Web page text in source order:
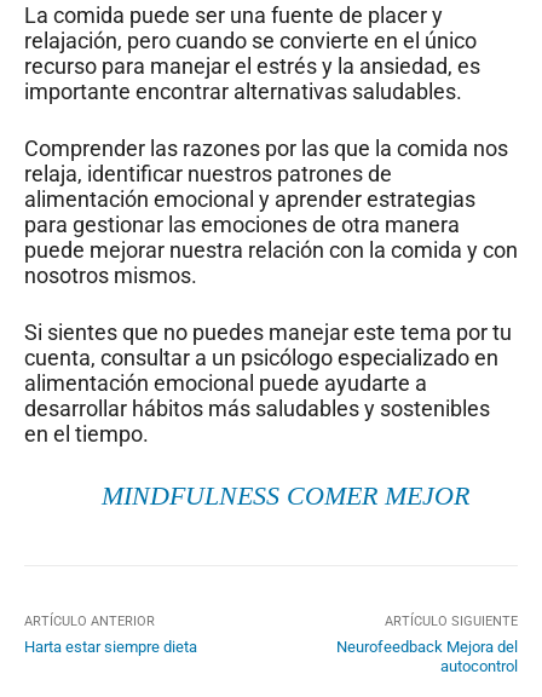
La comida puede ser una fuente de placer y
relajación, pero cuando se convierte en el único
recurso para manejar el estrés y la ansiedad, es
importante encontrar alternativas saludables.
Comprender las razones por las que la comida nos
relaja, identificar nuestros patrones de
alimentación emocional y aprender estrategias
para gestionar las emociones de otra manera
puede mejorar nuestra relación con la comida y con
nosotros mismos.
Si sientes que no puedes manejar este tema por tu
cuenta, consultar a un psicólogo especializado en
alimentación emocional puede ayudarte a
desarrollar hábitos más saludables y sostenibles
en el tiempo.
MINDFULNESS COMER MEJOR
ARTÍCULO ANTERIOR
Harta estar siempre dieta
ARTÍCULO SIGUIENTE
Neurofeedback Mejora del
autocontrol